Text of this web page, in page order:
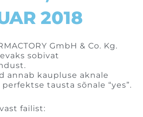
2018
GmbH & Co. Kg.
sobivat
annab kaupluse aknale
tausta sõnale “yes”.
failist: